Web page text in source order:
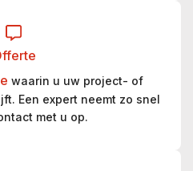
waarin u uw project- of
Een expert neemt zo snel
met u op.